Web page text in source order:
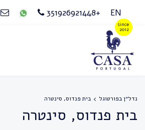
EN
+351926921448
נדל״ן בפורטוגל בית פנדוס, סינטרה
בית פנדוס, סינטרה